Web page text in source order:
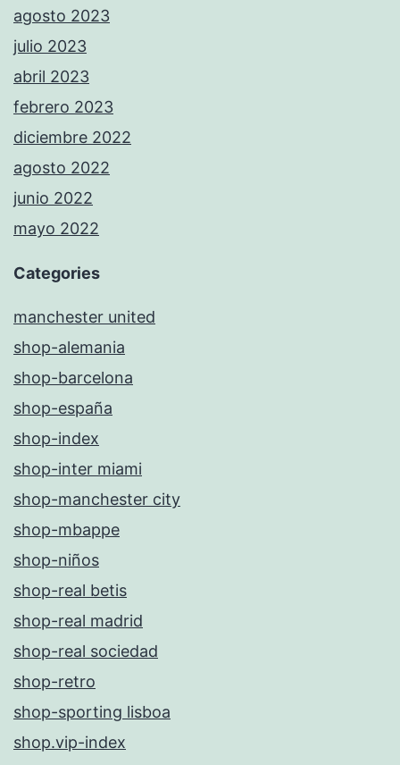
agosto 2023
julio 2023
abril 2023
febrero 2023
diciembre 2022
agosto 2022
junio 2022
mayo 2022
Categories
manchester united
shop-alemania
shop-barcelona
shop-españa
shop-index
shop-inter miami
shop-manchester city
shop-mbappe
shop-niños
shop-real betis
shop-real madrid
shop-real sociedad
shop-retro
shop-sporting lisboa
shop.vip-index